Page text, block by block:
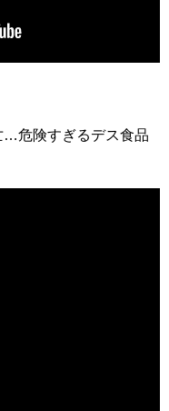
…危険すぎるデス食品